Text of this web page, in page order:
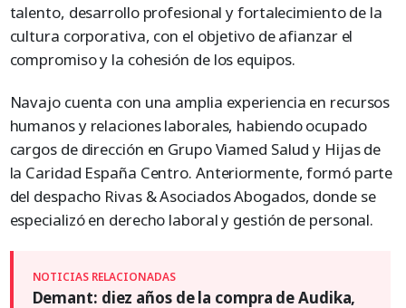
talento, desarrollo profesional y fortalecimiento de la
cultura corporativa, con el objetivo de afianzar el
compromiso y la cohesión de los equipos.
Navajo cuenta con una amplia experiencia en recursos
humanos y relaciones laborales, habiendo ocupado
cargos de dirección en Grupo Viamed Salud y Hijas de
la Caridad España Centro. Anteriormente, formó parte
del despacho Rivas & Asociados Abogados, donde se
especializó en derecho laboral y gestión de personal.
Demant: diez años de la compra de Audika,